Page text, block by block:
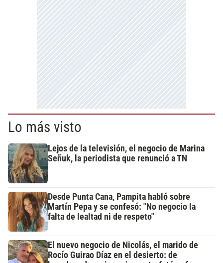
Lo más visto
Lejos de la televisión, el negocio de Marina
Señuk, la periodista que renunció a TN
Desde Punta Cana, Pampita habló sobre
Martín Pepa y se confesó: "No negocio la
falta de lealtad ni de respeto"
El nuevo negocio de Nicolás, el marido de
Rocío Guirao Díaz en el desierto: de